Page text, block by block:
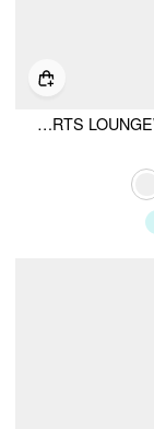
COTTON-BLEND U-NECKLINE STRIPE LACE TRIM CAMI TOP & MID RISE ELASTIC WAIST SHORTS LOUNGEWEAR SET